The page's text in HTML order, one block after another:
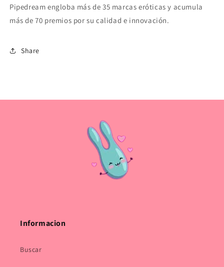
Pipedream engloba más de 35 marcas eróticas y acumula
más de 70 premios por su calidad e innovación.
Share
Informacion
Buscar